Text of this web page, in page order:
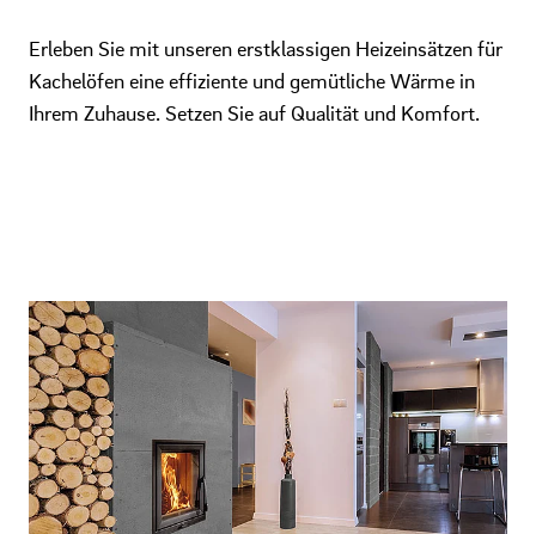
Erleben Sie mit unseren erstklassigen Heizeinsätzen für
Kachelöfen eine effiziente und gemütliche Wärme in
Ihrem Zuhause. Setzen Sie auf Qualität und Komfort.